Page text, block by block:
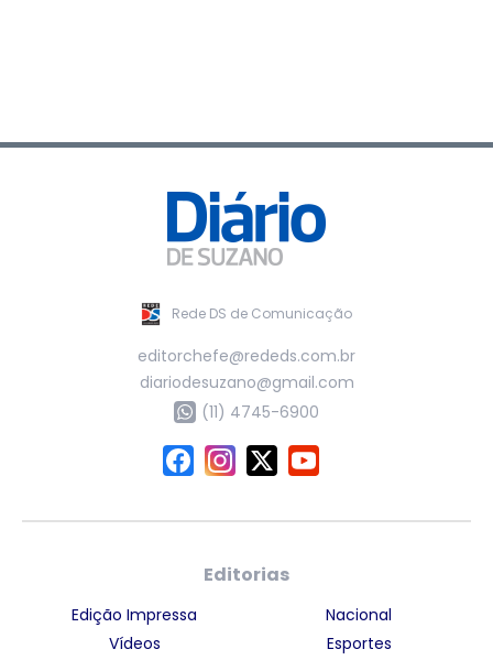
Rede DS de Comunicação
editorchefe@rededs.com.br
diariodesuzano@gmail.com
(11) 4745-6900
Editorias
Edição Impressa
Vídeos
Nacional
Esportes